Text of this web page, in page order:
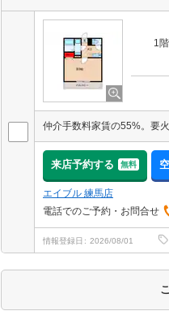
1階
来店予約する 無料
エイブル 練馬店
電話でのご予約・お問合せ
情報登録日 2026/08/01